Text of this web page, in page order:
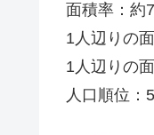
面積率：約
1人辺りの
1人辺りの
人口順位：